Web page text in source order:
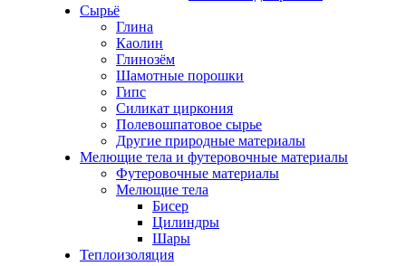
Сырьё
Глина
Каолин
Глинозём
Шамотные порошки
Гипс
Силикат циркония
Полевошпатовое сырье
Другие природные материалы
Мелющие тела и футеровочные материалы
Футеровочные материалы
Мелющие тела
Бисер
Цилиндры
Шары
Теплоизоляция